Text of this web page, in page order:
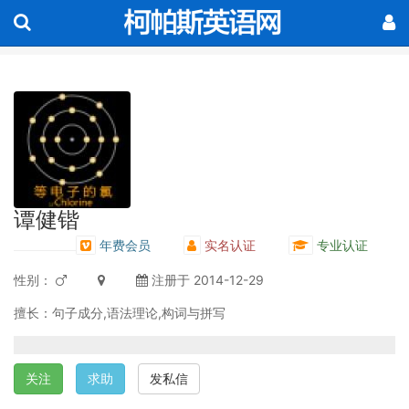
谭健锴
年费会员 实名认证 专业认证
性别： 注册于 2014-12-29
擅长：句子成分,语法理论,构词与拼写
关注 求助 发私信